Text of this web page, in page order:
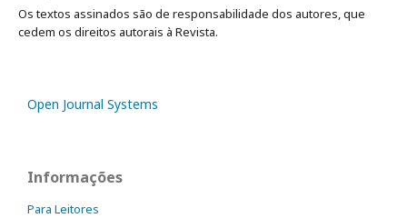
Os textos assinados são de responsabilidade dos autores, que
cedem os direitos autorais à Revista.
Open Journal Systems
Informações
Para Leitores